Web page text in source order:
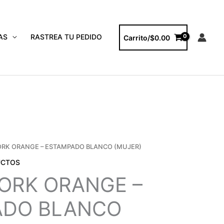
RASTREA TU PEDIDO Carrito/$0.00
ORANGE – ESTAMPADO BLANCO (MUJER)
ORANGE –
BLANCO